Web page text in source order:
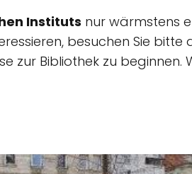
Instituts nur wärmstens
besuchen Sie bitte
zur Bibliothek zu beginnen.